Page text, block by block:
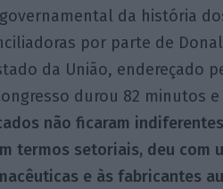
governamental da história
por parte de
da União, endereçado
durou 82 minutos
não ficaram
termos setoriais, deu com
e às fabricantes